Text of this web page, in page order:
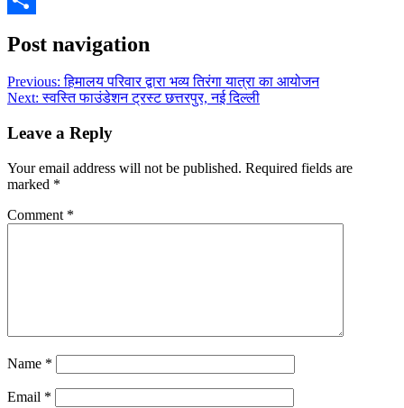
Post navigation
Previous: हिमालय परिवार द्वारा भव्य तिरंगा यात्रा का आयोजन
Next: स्वस्ति फाउंडेशन ट्रस्ट छत्तरपुर, नई दिल्ली
Leave a Reply
Your email address will not be published. Required fields are
marked *
Comment *
Name *
Email *